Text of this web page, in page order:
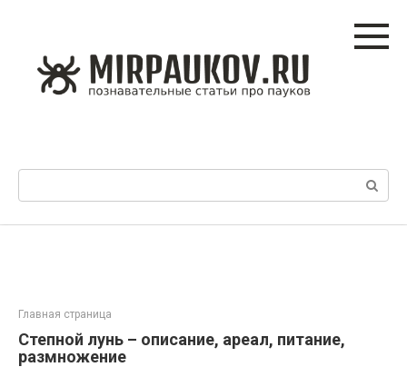
Главная страница
Степной лунь – описание, ареал, питание,
размножение